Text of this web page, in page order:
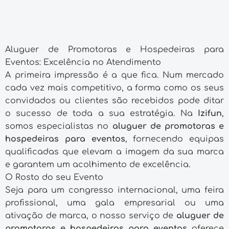
Aluguer de Promotoras e Hospedeiras para
Eventos: Excelência no Atendimento
A primeira impressão é a que fica. Num mercado
cada vez mais competitivo, a forma como os seus
convidados ou clientes são recebidos pode ditar
o sucesso de toda a sua estratégia. Na Izifun,
somos especialistas no aluguer de promotoras e
hospedeiras para eventos, fornecendo equipas
qualificadas que elevam a imagem da sua marca
e garantem um acolhimento de excelência.
O Rosto do seu Evento
Seja para um congresso internacional, uma feira
profissional, uma gala empresarial ou uma
ativação de marca, o nosso serviço de aluguer de